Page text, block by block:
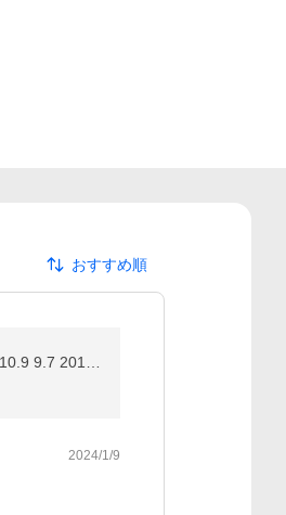
おすすめ順
2024/1/9